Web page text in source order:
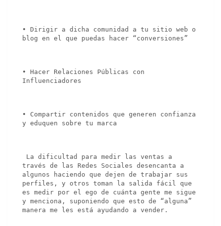
• Dirigir a dicha comunidad a tu sitio web o
blog en el que puedas hacer “conversiones”
• Hacer Relaciones Públicas con
Influenciadores
• Compartir contenidos que generen confianza
y eduquen sobre tu marca
La dificultad para medir las ventas a
través de las Redes Sociales desencanta a
algunos haciendo que dejen de trabajar sus
perfiles, y otros toman la salida fácil que
es medir por el ego de cuánta gente me sigue
y menciona, suponiendo que esto de “alguna”
manera me les está ayudando a vender.